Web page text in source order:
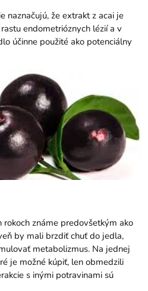
naznačujú, že extrakt z acai je
endometrióznych lézií a v
účinne použité ako potenciálny
známe predovšetkým ako
by mali brzdiť chuť do jedla,
metabolizmus. Na jednej
je možné kúpiť, len obmedzili
s inými potravinami sú